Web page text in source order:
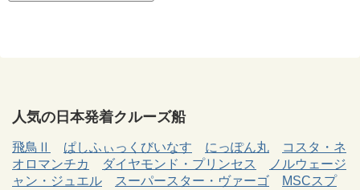
人気の日本発着クルーズ船
飛鳥Ⅱ ぱしふぃっくびいなす にっぽん丸
コスタ・ネ
オロマンチカ
ダイヤモンド・プリンセス
ノルウェージ
ャン・ジュエル
スーパースター・ヴァーゴ
MSCスプ